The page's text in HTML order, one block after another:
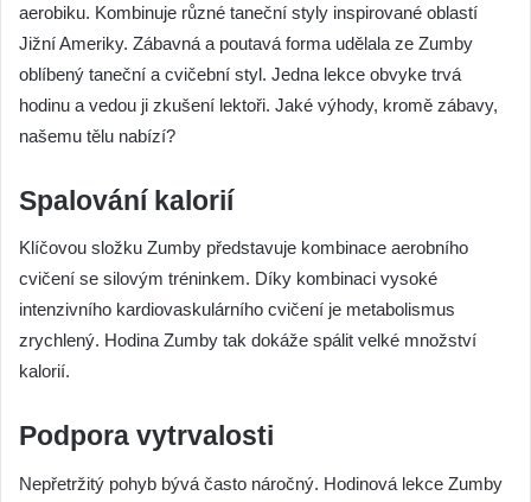
aerobiku. Kombinuje různé taneční styly inspirované oblastí
Jižní Ameriky. Zábavná a poutavá forma udělala ze Zumby
oblíbený taneční a cvičební styl. Jedna lekce obvyke trvá
hodinu a vedou ji zkušení lektoři. Jaké výhody, kromě zábavy,
našemu tělu nabízí?
Spalování kalorií
Klíčovou složku Zumby představuje kombinace aerobního
cvičení se silovým tréninkem. Díky kombinaci vysoké
intenzivního kardiovaskulárního cvičení je metabolismus
zrychlený. Hodina Zumby tak dokáže spálit velké množství
kalorií.
Podpora vytrvalosti
Nepřetržitý pohyb bývá často náročný. Hodinová lekce Zumby